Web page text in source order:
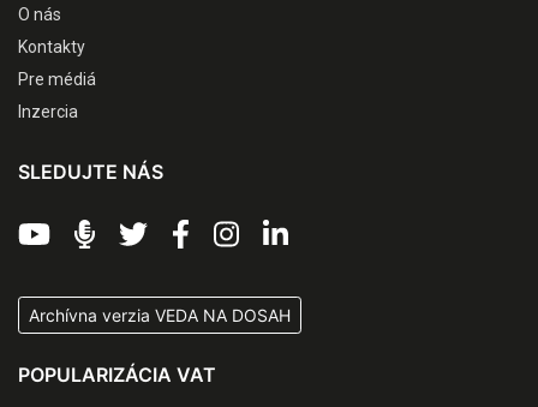
O nás
Kontakty
Pre médiá
Inzercia
SLEDUJTE NÁS
Archívna verzia VEDA NA DOSAH
POPULARIZÁCIA VAT